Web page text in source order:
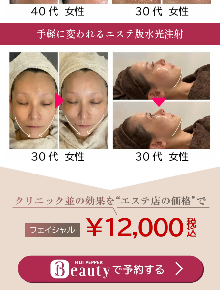
手軽に変われるエステ版水光注射